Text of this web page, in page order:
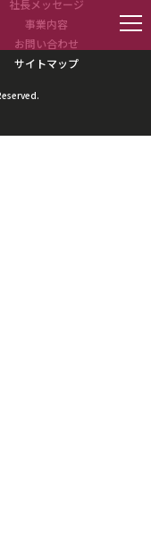
生の認知度調査を行い発
社長メッセージ
事業内容
お問い合わせ
サイトマップ